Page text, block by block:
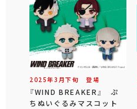
2025年3 月下旬 登場
『WIND BREAKER』 ぷ
ちぬいぐるみマスコット